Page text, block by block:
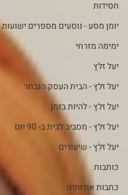
חסידות
יומן מסע - נוסעים מספרים ישועות
ימימה מזרחי
יעל זלץ
יעל זלץ - הבית העסק הנבחר
יעל זלץ - להיות בזמן
יעל זלץ - מסביב לבית ב- 90 יום
יעל זלץ - שיעורים
כותבות
כתבות אודותינו